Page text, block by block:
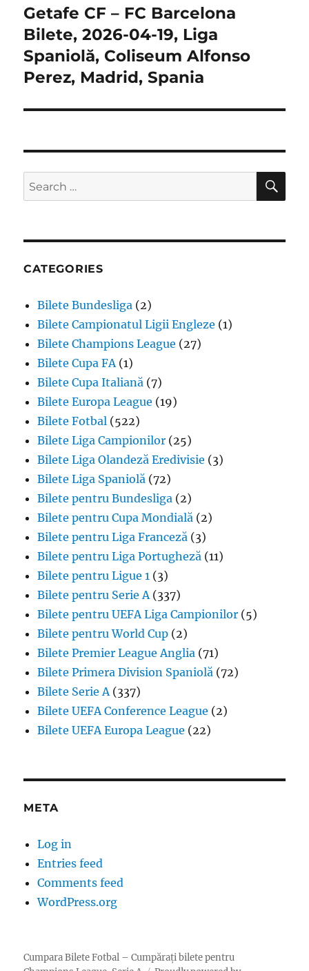
Next
post:
Getafe CF – FC Barcelona
Bilete, 2026-04-19, Liga
Spaniolă, Coliseum Alfonso
Perez, Madrid, Spania
Search
for:
CATEGORIES
Bilete Bundesliga (2)
Bilete Campionatul Ligii Engleze (1)
Bilete Champions League (27)
Bilete Cupa FA(1)
Bilete Cupa Italiană (7)
Bilete Europa League (19)
Bilete Fotbal (522)
Bilete Liga Campionilor (25)
Bilete Liga Olandeză Eredivisie (3)
Bilete Liga Spaniolă (72)
Bilete pentru Bundesliga (2)
Bilete pentru Cupa Mondială (2)
Bilete pentru Liga Franceză (3)
Bilete pentru Liga Portugheză (11)
Bilete pentru Ligue 1 (3)
Bilete pentru Serie A(337)
Bilete pentru UEFA Liga Campionilor (5)
Bilete pentru World Cup (2)
Bilete Premier League Anglia (71)
Bilete Primera Division Spaniolă (72)
Bilete Serie A(337)
Bilete UEFA Conference League (2)
Bilete UEFA Europa League (22)
META
Log in
Entries feed
Comments feed
WordPress.org
Cumpara Bilete Fotbal – Cumpărați bilete pentru